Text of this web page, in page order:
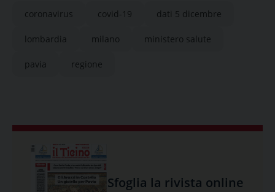
coronavirus covid-19 dati 5 dicembre
lombardia milano ministero salute
pavia regione
Sfoglia la rivista online